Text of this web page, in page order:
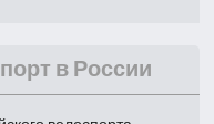
в России